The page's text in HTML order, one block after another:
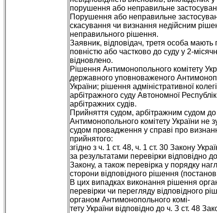
порушення або неправильне
Порушення або неправильне
скасування чи визнання недійсним
неправильного рішення.
Заявник, відповідач, третя особа
повністю або частково до суду у 2-
відновлено.
Рішення Антимонопольного комітету
державного уповноваженого
України; рішення адміністративної
арбітражного суду Автономної
арбітражних судів.
Прийняття судом, арбітражним судом
Антимонопольного комітету України не
судом провадження у справі про
прийнятого:
згідно з ч. 1 ст. 48, ч. 1 ст. 30 Закону
за результатами перевірки відповідно
Закону, а також перевірка у порядку
сторони відповідного рішення
В цих випадках виконання рішення
перевірки чи перегляду відповідного
органом Антимонопольного комі-
тету України відповідно до ч. З ст. 48